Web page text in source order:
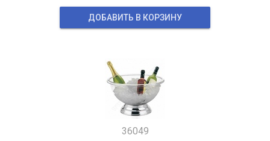
ДОБАВИТЬ В КОРЗИНУ
36049